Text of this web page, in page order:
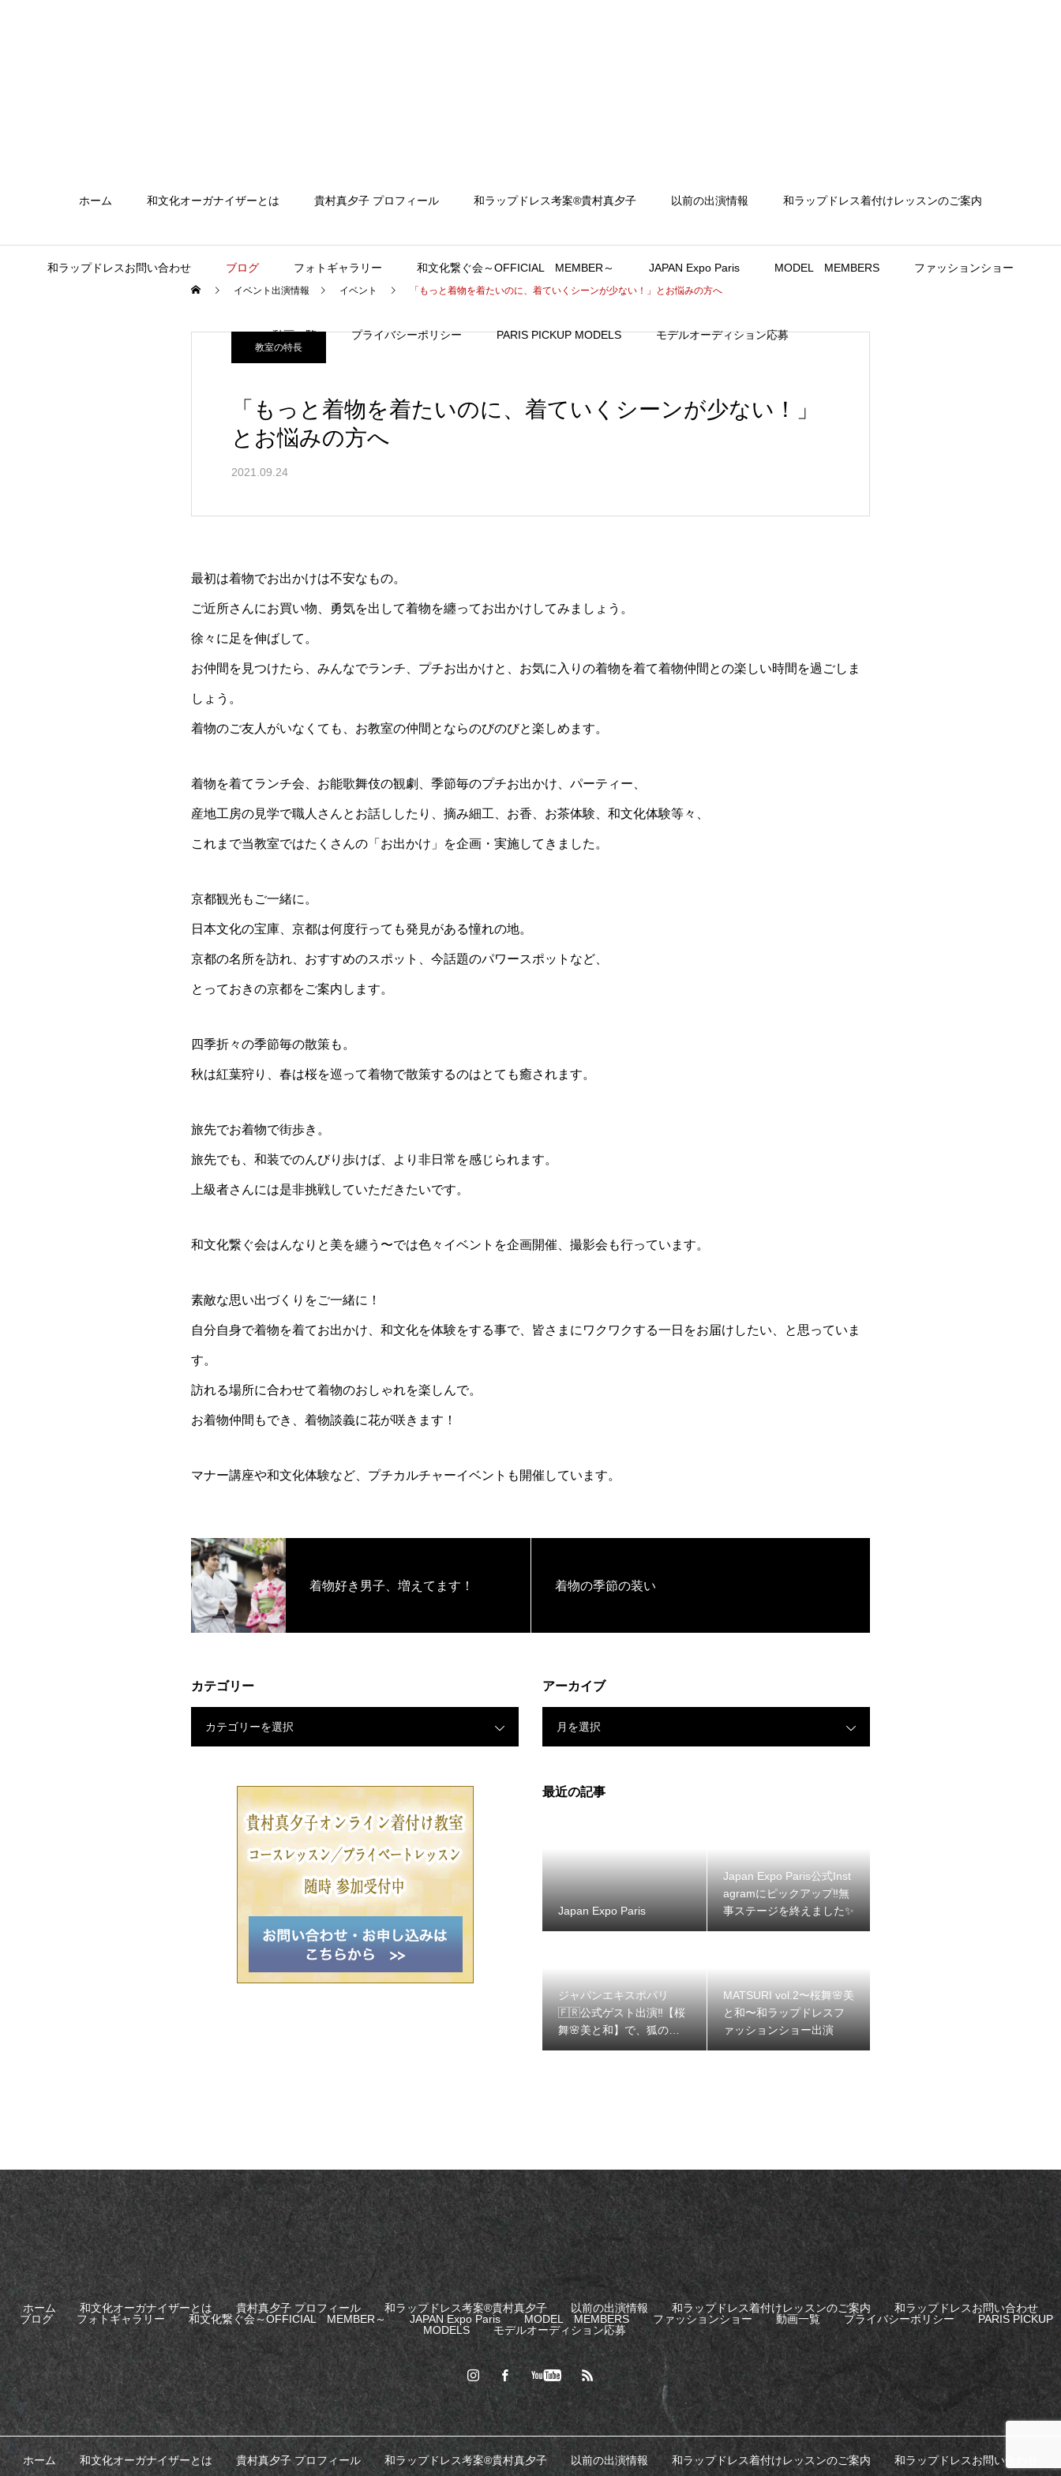
ホーム 和文化オーガナイザーとは 貴村真夕子 プロフィール 和ラップドレス考案®︎貴村真夕子 以前の出演情報 和ラップドレス着付けレッスンのご案内
和ラップドレスお問い合わせ ブログ フォトギャラリー 和文化繋ぐ会～OFFICIAL MEMBER～ JAPAN Expo Paris MODEL MEMBERS ファッションショー
動画一覧 プライバシーポリシー PARIS PICKUP MODELS モデルオーディション応募
イベント出演情報 イベント 「もっと着物を着たいのに、着ていくシーンが少ない！」とお悩みの方へ
教室の特長
「もっと着物を着たいのに、着ていくシーンが少ない！」
とお悩みの方へ
2021.09.24
最初は着物でお出かけは不安なもの。
ご近所さんにお買い物、勇気を出して着物を纏ってお出かけしてみましょう。
徐々に足を伸ばして。
お仲間を見つけたら、みんなでランチ、プチお出かけと、お気に入りの着物を着て着物仲間との楽しい時間を過ごしま
しょう。
着物のご友人がいなくても、お教室の仲間とならのびのびと楽しめます。
着物を着てランチ会、お能歌舞伎の観劇、季節毎のプチお出かけ、パーティー、
産地工房の見学で職人さんとお話ししたり、摘み細工、お香、お茶体験、和文化体験等々、
これまで当教室ではたくさんの「お出かけ」を企画・実施してきました。
京都観光もご一緒に。
日本文化の宝庫、京都は何度行っても発見がある憧れの地。
京都の名所を訪れ、おすすめのスポット、今話題のパワースポットなど、
とっておきの京都をご案内します。
四季折々の季節毎の散策も。
秋は紅葉狩り、春は桜を巡って着物で散策するのはとても癒されます。
旅先でお着物で街歩き。
旅先でも、和装でのんびり歩けば、より非日常を感じられます。
上級者さんには是非挑戦していただきたいです。
和文化繋ぐ会はんなりと美を纏う〜では色々イベントを企画開催、撮影会も行っています。
素敵な思い出づくりをご一緒に！
自分自身で着物を着てお出かけ、和文化を体験をする事で、皆さまにワクワクする一日をお届けしたい、と思っていま
す。
訪れる場所に合わせて着物のおしゃれを楽しんで。
お着物仲間もでき、着物談義に花が咲きます！
マナー講座や和文化体験など、プチカルチャーイベントも開催しています。
着物好き男子、増えてます！ 着物の季節の装い
カテゴリー
カテゴリーを選択
アーカイブ
月を選択
最近の記事
Japan Expo Paris
Japan Expo Paris公式Inst
agramにピックアップ‼️無
事ステージを終えました✨
ジャパンエキスポパリ
🇫🇷公式ゲスト出演‼️【桜
舞🌸美と和】で、狐の嫁
MATSURI vol.2〜桜舞🌸美
と和〜和ラップドレスフ
ァッションショー出演
ホーム 和文化オーガナイザーとは 貴村真夕子 プロフィール 和ラップドレス考案®︎貴村真夕子 以前の出演情報 和ラップドレス着付けレッスンのご案内
和ラップドレスお問い合わせ
ブログ
フォトギャラリー 和文化繋ぐ会～OFFICIAL MEMBER～ JAPAN Expo Paris MODEL MEMBERS ファッションショー 動画一覧 プライバシーポリシー
PARIS PICKUP
MODELS
モデルオーディション応募
ホーム 和文化オーガナイザーとは 貴村真夕子 プロフィール 和ラップドレス考案®︎貴村真夕子 以前の出演情報 和ラップドレス着付けレッスンのご案内 和ラップドレスお問い合わせ